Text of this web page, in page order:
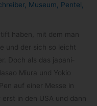
, Museum, Pentel,
haben, mit dem man
und der sich so leicht
Doch als das japa­ni­
Miura und Yokio
auf einer Messe in
in den USA und dann